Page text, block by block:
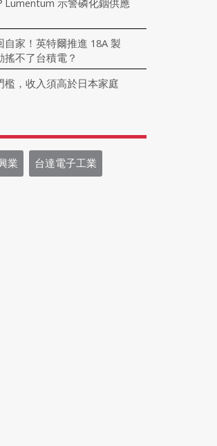
Lumentum 示警磷化銦供應
自家！英特爾推進 18A 製
不了台積電？
檻，收入須高於日本家庭
業 台達電子工業